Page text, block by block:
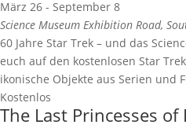
März 26 - September 8
Science Museum Exhibition Road,
60 Jahre Star Trek – und das
euch auf den kostenlosen Star
ikonische Objekte aus Serien und
Kostenlos
The Last Princesses of